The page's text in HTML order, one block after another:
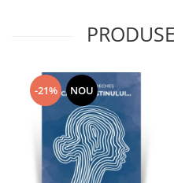
-21% NOU